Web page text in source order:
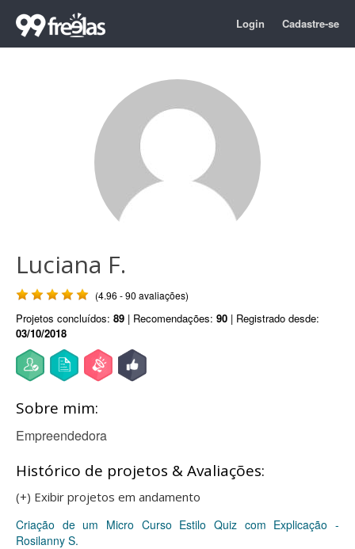
Login Cadastre-se
Luciana F.
(4.96 - 90 avaliações)
Projetos concluídos: 89 | Recomendações: 90 | Registrado desde:
03/10/2018
Sobre mim:
Empreendedora
Histórico de projetos & Avaliações:
(+) Exibir projetos em andamento
Criação de um Micro Curso Estilo Quiz com Explicação -
Rosilanny S.